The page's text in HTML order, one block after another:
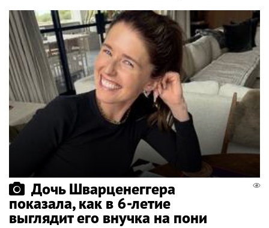
Дочь Шварценеггера
показала, как в 6-летие
выглядит его внучка на пони